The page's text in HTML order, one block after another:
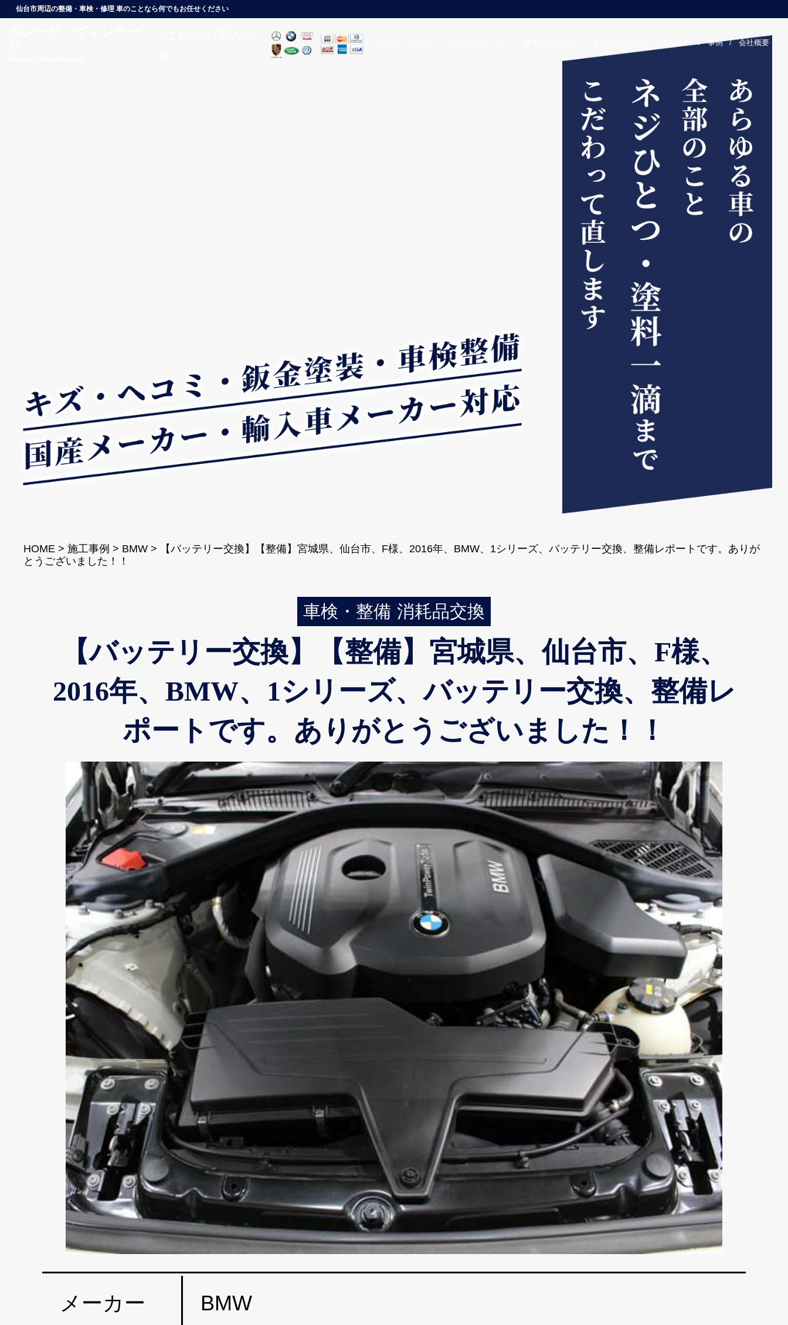
仙台市周辺の整備・車検・修理 車のことなら何でもお任せください
お客様の声 / 事例 / 会社概要
HOME >施工事例 > BMW >
【バッテリー交換】【整備】宮城県、仙台市、F様、2016年、BMW、1シリーズ、バッテリー交換、整備レポートです。ありが
とうございました！！
車検・整備 消耗品交換
【バッテリー交換】【整備】宮城県、仙台市、F様、
2016年、BMW、1シリーズ、バッテリー交換、整備レ
ポートです。ありがとうございました！！
メーカー BMW